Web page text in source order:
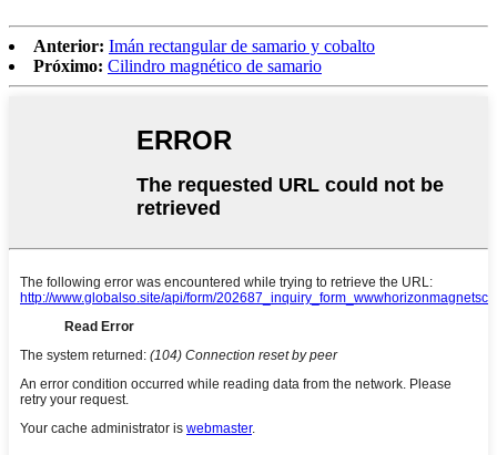
Anterior: Imán rectangular de samario y cobalto
Próximo: Cilindro magnético de samario